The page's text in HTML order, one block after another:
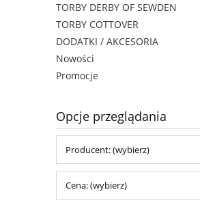
TORBY DERBY OF SEWDEN
TORBY COTTOVER
DODATKI / AKCESORIA
Nowości
Promocje
Opcje przeglądania
Producent: (wybierz)
Cena: (wybierz)